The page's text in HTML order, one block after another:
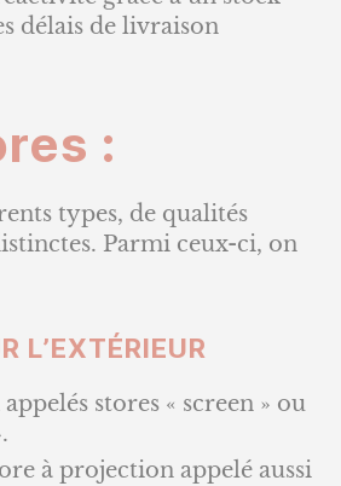
délais de livraison
:
types, de qualités
Parmi ceux-ci, on
L’EXTÉRIEUR
stores « screen » ou
à projection appelé aussi